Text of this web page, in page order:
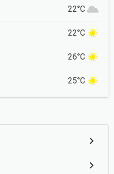
22°C
22°C
26°C
25°C